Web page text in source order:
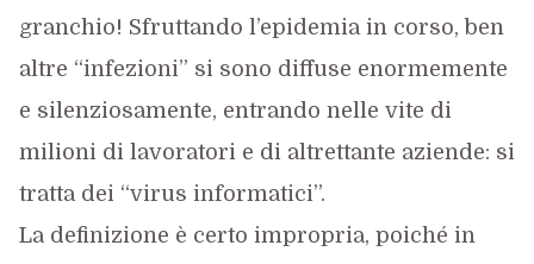
granchio! Sfruttando l’epidemia in corso, ben
altre “infezioni” si sono diffuse enormemente
e silenziosamente, entrando nelle vite di
milioni di lavoratori e di altrettante aziende: si
tratta dei “virus informatici”.
La definizione è certo impropria, poiché in